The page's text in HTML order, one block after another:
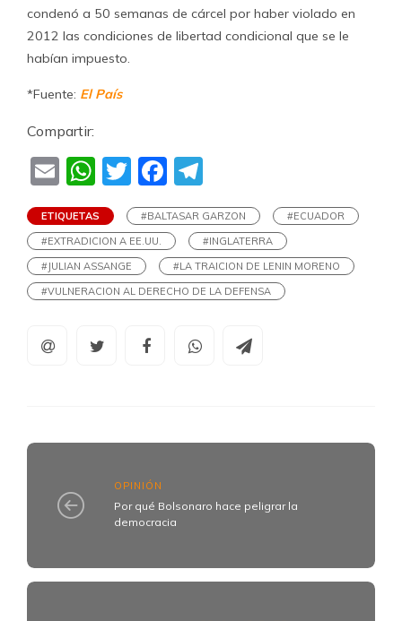
condenó a 50 semanas de cárcel por haber violado en
2012 las condiciones de libertad condicional que se le
habían impuesto.
*Fuente: El País
Compartir:
EmailWhatsApp
TwitterFacebook
ETIQUETAS #BALTASAR GARZON
#ECUADOR
#EXTRADICION A EE.UU.
#INGLATERRA
#JULIAN ASSANGE
#LA TRAICION DE LENIN MORENO
#VULNERACION AL DERECHO DE LA DEFENSA
OPINIÓN
Por qué Bolsonaro hace peligrar la
democracia